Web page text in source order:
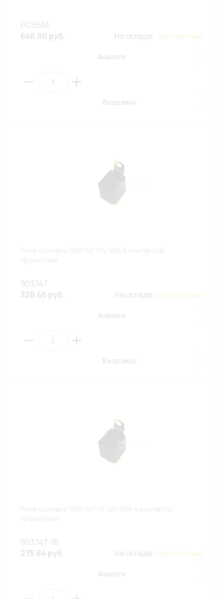
РС951А
646.80 руб.
На складе: Достаточно
Аналоги
В корзину
903747
328.46 руб.
На складе: Достаточно
Аналоги
В корзину
903747-10
275.84 руб.
На складе: Достаточно
Аналоги